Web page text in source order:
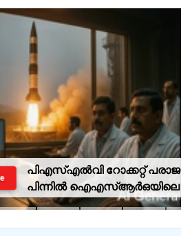
പിഎസ്എല്‍വി റോക്കറ്റ്
പിന്നില്‍ ഐഎസ്ആര്‍ഒയിലെ
ശാസ്ത്രജ്ഞനെന്ന് സംശയം